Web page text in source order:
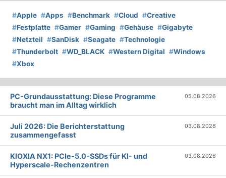
#Apple #Apps #Benchmark #Cloud #Creative
#Festplatte #Gamer #Gaming #Gehäuse #Gigabyte
#Netzteil #SanDisk #Seagate #Technologie
#Thunderbolt #WD_BLACK #Western Digital #Windows
#Xbox
PC-Grundausstattung: Diese Programme
braucht man im Alltag wirklich
05.08.2026
Juli 2026: Die Bericht­erstattung
zusammengefasst
03.08.2026
KIOXIA NX1: PCIe-5.0-SSDs für KI- und
Hyperscale-Rechenzentren
03.08.2026